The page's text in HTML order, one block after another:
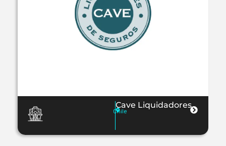
Cave Liquidadores
Chile